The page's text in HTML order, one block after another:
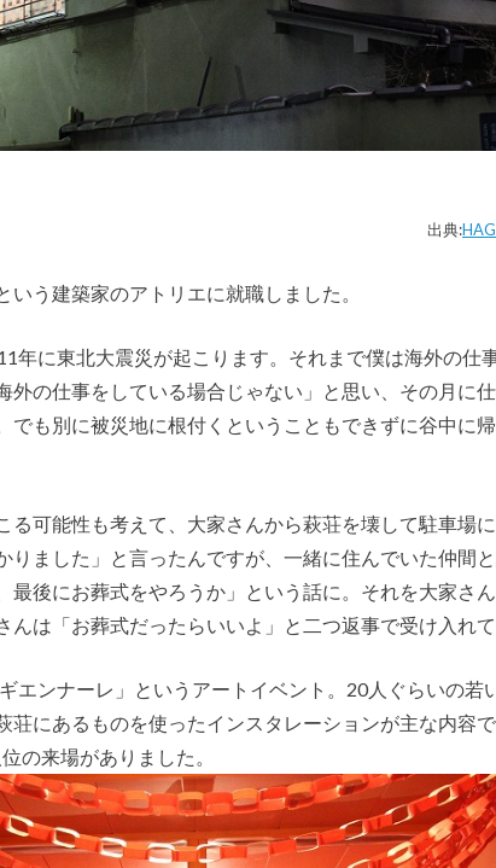
出典:
う建築家のアトリエに就職しました。
年に東北大震災が起こります。それまで僕は海外の仕
外の仕事をしている場合じゃない」と思い、その月に
でも別に被災地に根付くということもできずに谷中に
る可能性も考えて、大家さんから萩荘を壊して駐車場
りました」と言ったんですが、一緒に住んでいた仲間
最後にお葬式をやろうか」という話に。それを大家さ
んは「お葬式だったらいいよ」と二つ返事で受け入れて
エンナーレ」というアートイベント。20人ぐらいの若
荘にあるものを使ったインスタレーションが主な内容
の来場がありました。